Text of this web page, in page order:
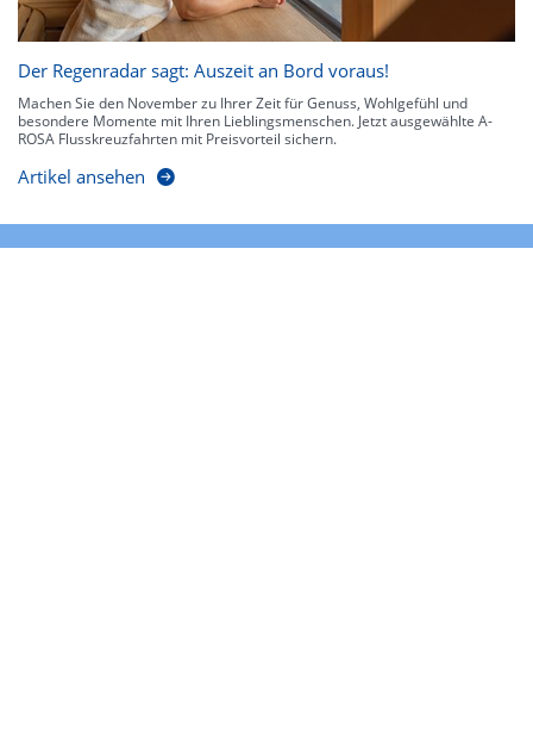
Der Regenradar sagt: Auszeit an Bord voraus!
Machen Sie den November zu Ihrer Zeit für Genuss, Wohlgefühl und
besondere Momente mit Ihren Lieblingsmenschen. Jetzt ausgewählte A-
ROSA Flusskreuzfahrten mit Preisvorteil sichern.
Artikel ansehen